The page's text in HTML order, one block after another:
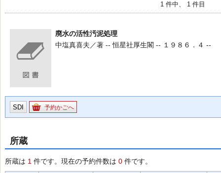
1 件中、 1 件目
廃水の活性汚泥処理
中塩真喜夫／著 -- 恒星社厚生閣 -- １９８６．４ --
SDI 予約かごへ
所蔵
所蔵は 1 件です。現在の予約件数は 0 件です。